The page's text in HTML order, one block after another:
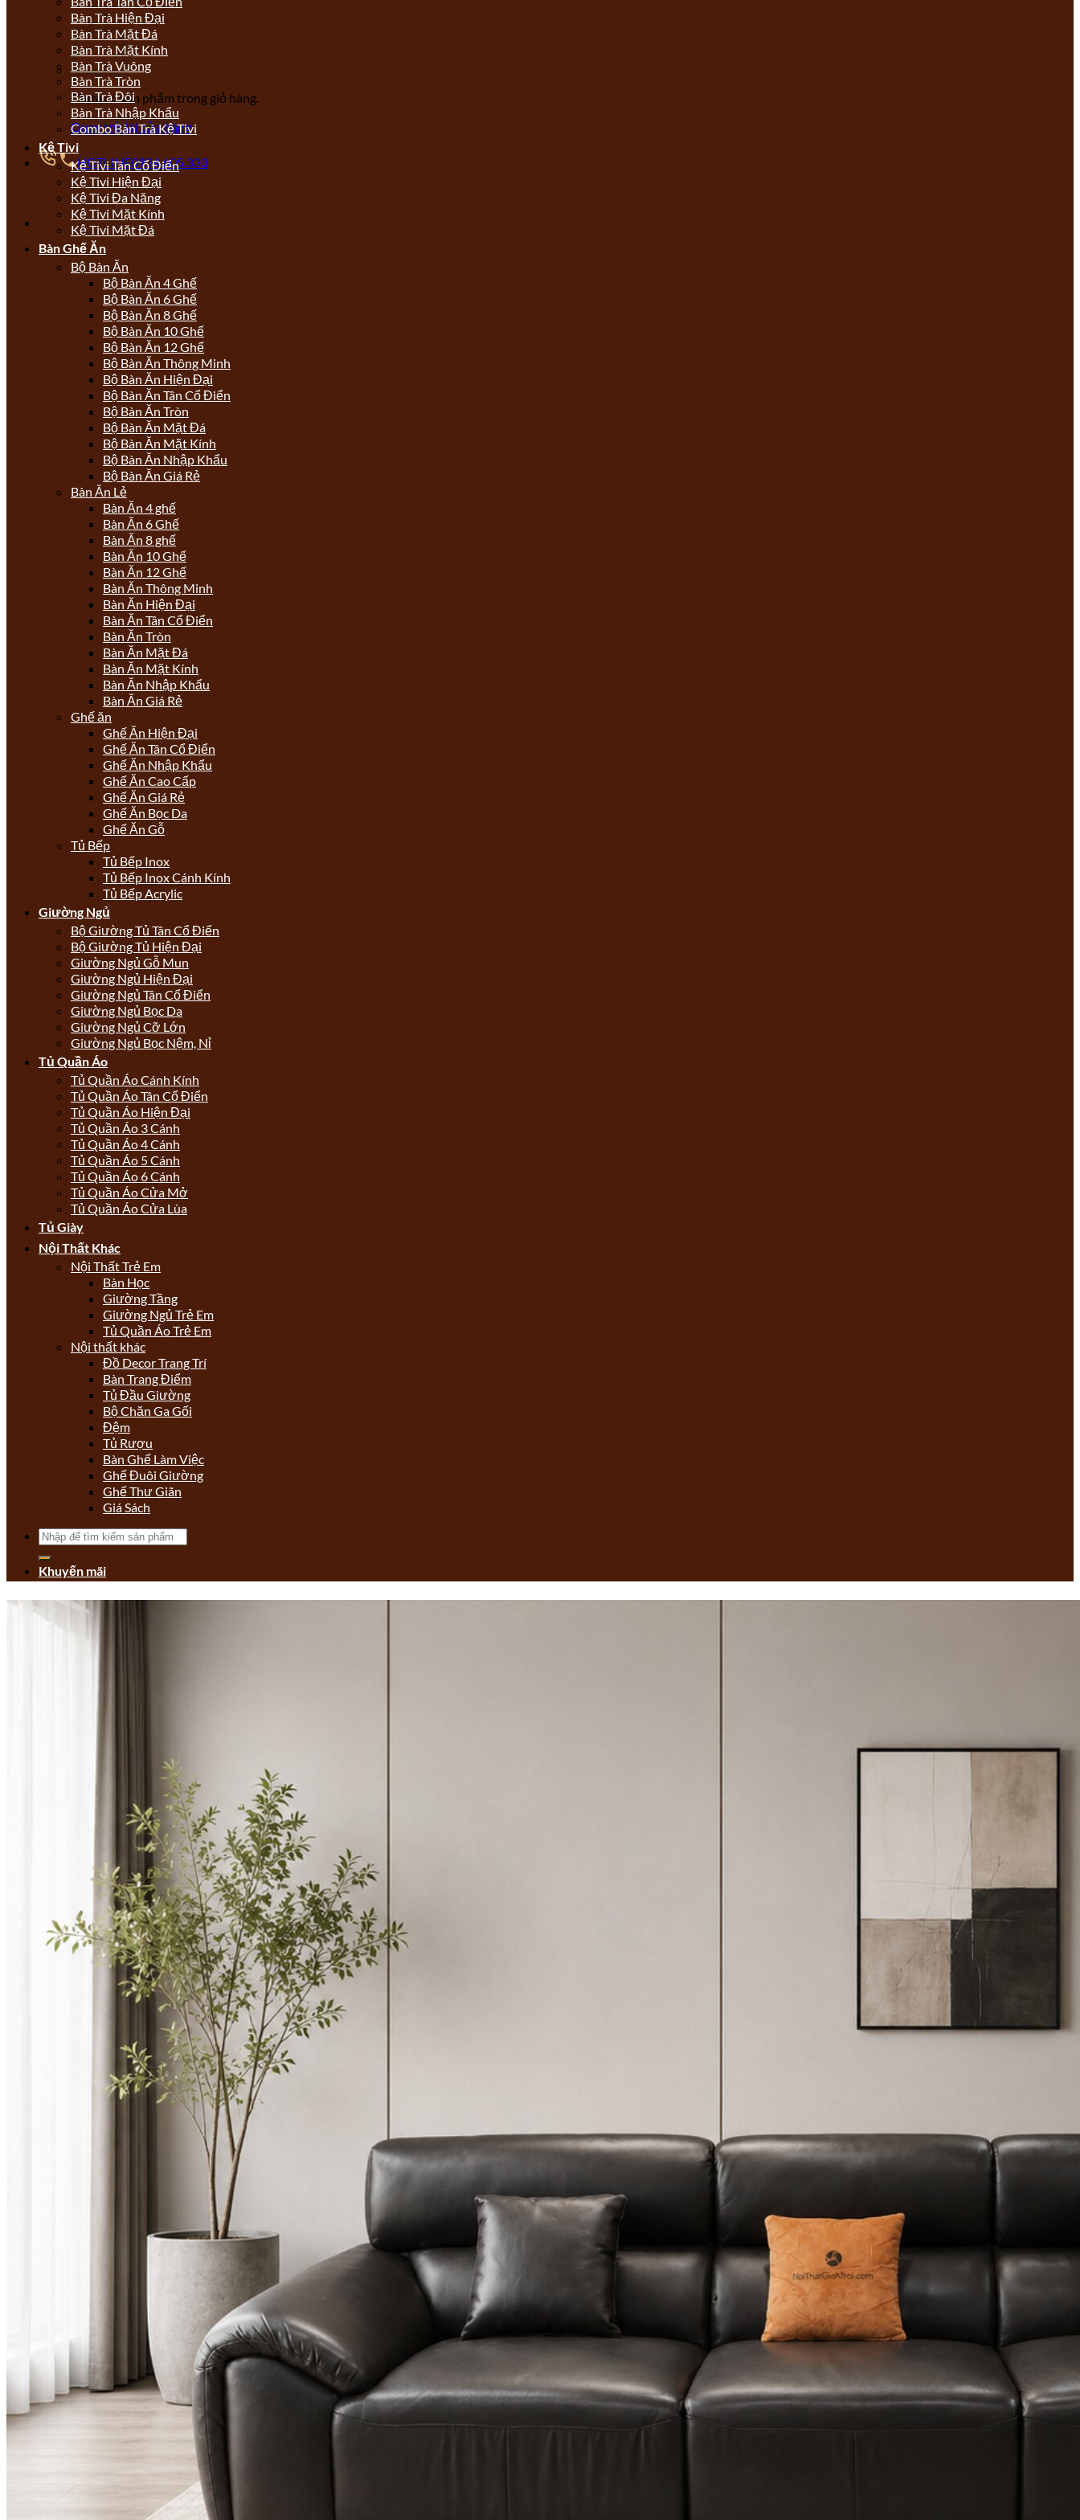
Chưa có sản phẩm trong giỏ hàng.
Quay trở lại cửa hàng
HOTLINE0934.605.333
Bàn Trà Hiện Đại
Bàn Trà Mặt Đá
Bàn Trà Mặt Kính
Bàn Trà Vuông
Bàn Trà Tròn
Bàn Trà Đôi
Bàn Trà Nhập Khẩu
Combo Bàn Trà Kệ Tivi
Kệ Tivi
Kệ Tivi Tân Cổ Điển
Kệ Tivi Hiện Đại
Kệ Tivi Đa Năng
Kệ Tivi Mặt Kính
Kệ Tivi Mặt Đá
Bàn Ghế Ăn
Bộ Bàn Ăn
Bộ Bàn Ăn 4 Ghế
Bộ Bàn Ăn 6 Ghế
Bộ Bàn Ăn 8 Ghế
Bộ Bàn Ăn 10 Ghế
Bộ Bàn Ăn 12 Ghế
Bộ Bàn Ăn Thông Minh
Bộ Bàn Ăn Hiện Đại
Bộ Bàn Ăn Tân Cổ Điển
Bộ Bàn Ăn Tròn
Bộ Bàn Ăn Mặt Đá
Bộ Bàn Ăn Mặt Kính
Bộ Bàn Ăn Nhập Khẩu
Bộ Bàn Ăn Giá Rẻ
Bàn Ăn Lẻ
Bàn Ăn 4 ghế
Bàn Ăn 6 Ghế
Bàn Ăn 8 ghế
Bàn Ăn 10 Ghế
Bàn Ăn 12 Ghế
Bàn Ăn Thông Minh
Bàn Ăn Hiện Đại
Bàn Ăn Tân Cổ Điển
Bàn Ăn Tròn
Bàn Ăn Mặt Đá
Bàn Ăn Mặt Kính
Bàn Ăn Nhập Khẩu
Bàn Ăn Giá Rẻ
Ghế ăn
Ghế Ăn Hiện Đại
Ghế Ăn Tân Cổ Điển
Ghế Ăn Nhập Khẩu
Ghế Ăn Cao Cấp
Ghế Ăn Giá Rẻ
Ghế Ăn Bọc Da
Ghế Ăn Gỗ
Tủ Bếp
Tủ Bếp Inox
Tủ Bếp Inox Cánh Kính
Tủ Bếp Acrylic
Giường Ngủ
Bộ Giường Tủ Tân Cổ Điển
Bộ Giường Tủ Hiện Đại
Giường Ngủ Gỗ Mun
Giường Ngủ Hiện Đại
Giường Ngủ Tân Cổ Điển
Giường Ngủ Bọc Da
Giường Ngủ Cỡ Lớn
Giường Ngủ Bọc Nệm, Nỉ
Tủ Quần Áo
Tủ Quần Áo Cánh Kính
Tủ Quần Áo Tân Cổ Điển
Tủ Quần Áo Hiện Đại
Tủ Quần Áo 3 Cánh
Tủ Quần Áo 4 Cánh
Tủ Quần Áo 5 Cánh
Tủ Quần Áo 6 Cánh
Tủ Quần Áo Cửa Mở
Tủ Quần Áo Cửa Lùa
Tủ Giày
Nội Thất Khác
Nội Thất Trẻ Em
Bàn Học
Giường Tầng
Giường Ngủ Trẻ Em
Tủ Quần Áo Trẻ Em
Nội thất khác
Đồ Decor Trang Trí
Bàn Trang Điểm
Tủ Đầu Giường
Bộ Chăn Ga Gối
Đệm
Tủ Rượu
Bàn Ghế Làm Việc
Ghế Đuôi Giường
Ghế Thư Giãn
Giá Sách
Tìm
kiếm:
Khuyến mãi